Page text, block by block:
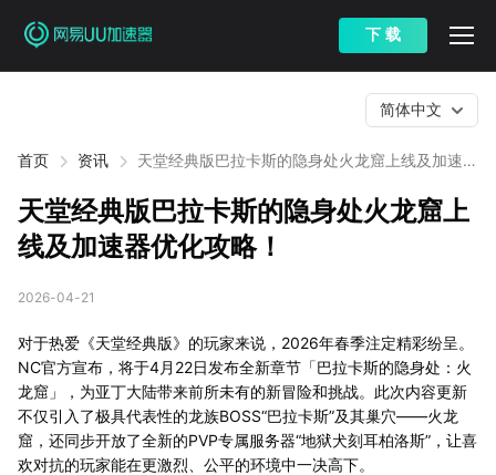
下 载
首页 资讯
天堂经典版巴拉卡斯的隐身处火龙窟上线及加速器
简体中文
天堂经典版巴拉卡斯的隐身处火龙窟上
线及加速器优化攻略！
2026-04-21
对于热爱《天堂经典版》的玩家来说，2026年春季注定精彩纷呈。
NC官方宣布，将于4月22日发布全新章节「巴拉卡斯的隐身处：火
龙窟」，为亚丁大陆带来前所未有的新冒险和挑战。此次内容更新
不仅引入了极具代表性的龙族BOSS“巴拉卡斯”及其巢穴——火龙
窟，还同步开放了全新的PVP专属服务器“地狱犬刻耳柏洛斯”，让喜
欢对抗的玩家能在更激烈、公平的环境中一决高下。